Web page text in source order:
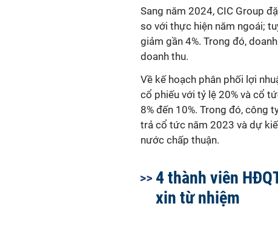
Sang năm 2024, CIC Group
so với thực hiện năm ngoái;
giảm gần 4%. Trong đó,
doanh thu.
Về kế hoạch phân phối lợi
cổ phiếu với tỷ lệ 20% và cổ
8% đến 10%. Trong đó, công
trả cổ tức năm 2023 và dự
nước chấp thuận.
4 thành viên
xin từ nhiệm